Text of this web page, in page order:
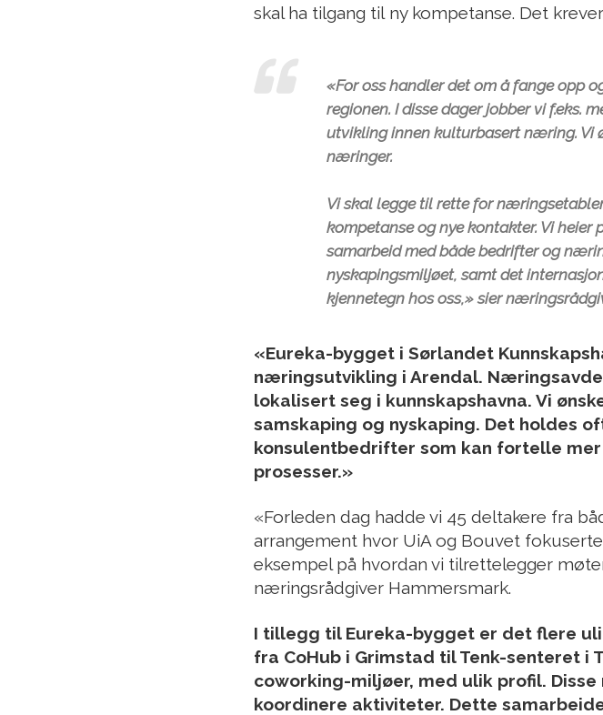
skal ha tilgang til ny kompetanse. Det
«For oss handler det om å fange opp
regionen. I disse dager jobber vi f.eks.
utvikling innen kulturbasert næring. Vi
næringer.
Vi skal legge til rette for
kompetanse og nye kontakter. Vi
samarbeid med både bedrifter og
nyskapingsmiljøet, samt det
kjennetegn hos oss,» sier
«Eureka-bygget i Sørlandet
næringsutvikling i Arendal.
lokalisert seg i kunnskapshavna. Vi
samskaping og nyskaping. Det holdes
konsulentbedrifter som kan fortelle
prosesser.»
«Forleden dag hadde vi 45 deltakere fra
arrangement hvor UiA og Bouvet
eksempel på hvordan vi tilrettelegger
næringsrådgiver Hammersmark.
I tillegg til Eureka-bygget er det flere
fra CoHub i Grimstad til Tenk-senteret i
coworking-miljøer, med ulik profil.
koordinere aktiviteter. Dette